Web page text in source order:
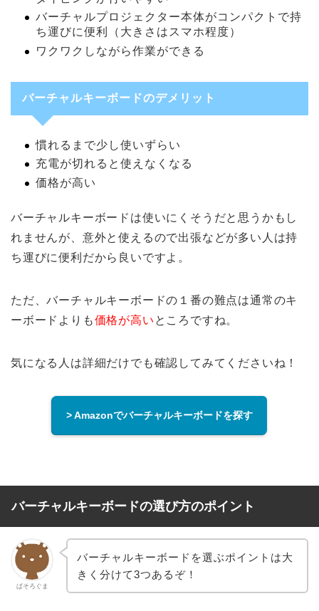
バーチャルプロジェクター本体がコンパクトで持
ち運びに便利（大きさはスマホ程度）
ワクワクしながら作業ができる
バーチャルキーボードのデメリット
慣れるまで少し使いずらい
充電が切れると使えなくなる
価格が高い
バーチャルキーボードは使いにくそうだと思うかもし
れませんが、意外と使えるので出張などが多い人は持
ち運びに便利だから良いですよ。
ただ、バーチャルキーボードの１番の難点は通常のキ
ーボードよりも価格が高い ところですね。
気になる人は詳細だけでも確認してみてくださいね！
> Amazonでバーチャルキーボードを探す
バーチャルキーボードの選び方のポイント
ぱそろぐま
バーチャルキーボードを選ぶポイントは大
きく分けて3つあるぞ！